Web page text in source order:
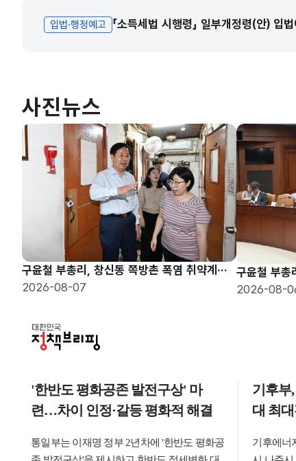
입법·행정예고 「소득세법 시행령」 일부개정령(안) 입
사진뉴스
구윤철 부총리, 창신동 쪽방촌 폭염 취약계층 현장방문
2026-08-07
2026-08-